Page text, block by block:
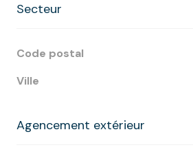
Secteur
Code postal
Ville
Agencement extérieur